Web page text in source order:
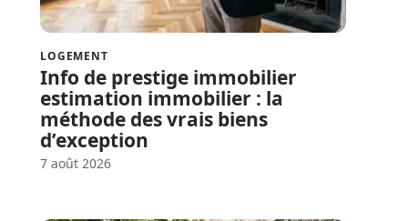
LOGEMENT
Info de prestige immobilier
estimation immobilier : la
méthode des vrais biens
d’exception
7 août 2026